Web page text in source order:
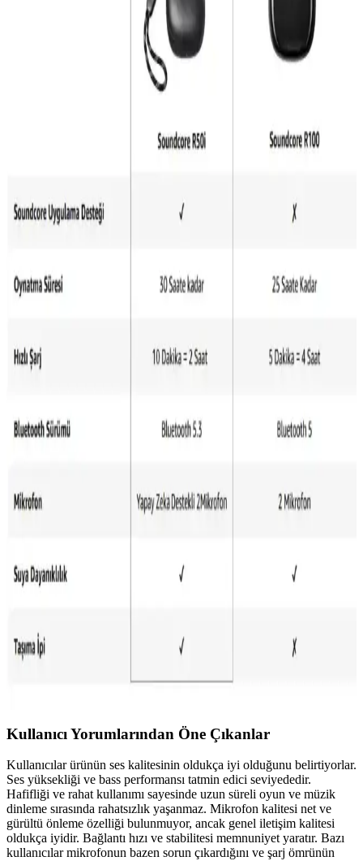
Razer Blackshark V2 Hyperspeed ve SteelSeries
Arctis 7+ Kablosuz Kulaklık Karşılaştırması
Razer Blackshark V2 Hyperspeed ve SteelSeries Arctis 7+
kulaklıkların özellikleri, kullanıcı yorumları ve performanslarıyla
ilgili kapsamlı karşılaştırma. Oyun ve ses deneyiminizi geliştirecek
Huawei Freebuds 5i ve Nothing Cmf Buds 2
kalitesi, gürültü engelleme, pil ömrü ve tasarım özellikleri detaylı
karşılaştırması.
Günümüzde kablosuz kulaklıklar popülerlik kazanırken,
avantajlar sunan bu modeller, kullanıcıların ihtiyaçlarına göre tercih
edilebilir.
JBL Wave Beam ve Samsung Galaxy Buds3 kablosuz kulaklıkların
Apple Kablosuz Kulaklık 2. Nesil Özellikleri ve
Apple 2. nesil kablosuz kulaklık, gelişmiş gürültü engelleme ve
uzun pil ömrü ile günlük ve spor aktivitelerine uygun yüksek
Özellikleri ve Karşılaştırması
Kullanıcı Yorumlarından Öne Çıkanlar
Kullanıcılar ürünün ses kalitesinin oldukça iyi olduğunu belirtiyorlar.
Ses yüksekliği ve bass performansı tatmin edici seviyededir.
Hafifliği ve rahat kullanımı sayesinde uzun süreli oyun ve müzik
dinleme sırasında rahatsızlık yaşanmaz. Mikrofon kalitesi net ve
gürültü önleme özelliği bulunmuyor, ancak genel iletişim kalitesi
oldukça iyidir. Bağlantı hızı ve stabilitesi memnuniyet yaratır. Bazı
kullanıcılar mikrofonun bazen sorun çıkardığını ve şarj ömrünün